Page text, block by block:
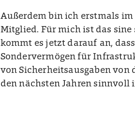
Außerdem bin ich erstmals
Mitglied. Für mich ist das
kommt es jetzt darauf an,
Sondervermögen für
von Sicherheitsausgaben von
den nächsten Jahren sinnvoll